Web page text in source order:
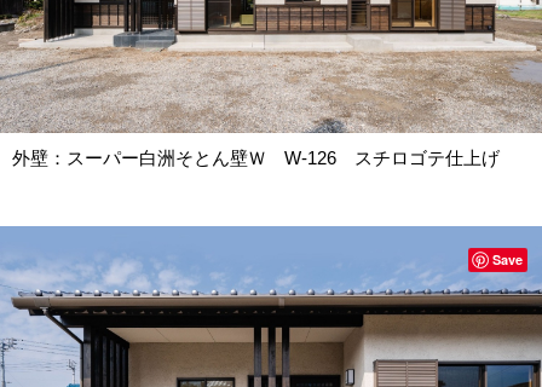
外壁：スーパー白洲そとん壁Ｗ W-126 スチロゴテ仕上げ
Save